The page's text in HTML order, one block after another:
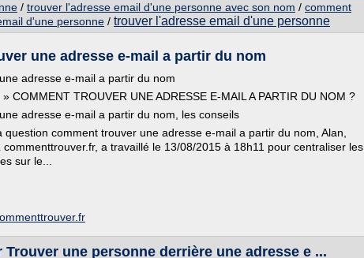
/ trouver l'adresse email d'une personne avec son nom / comment
d'une personne / trouver l'adresse email d'une personne
une adresse e-mail a partir du nom
adresse e-mail a partir du nom
COMMENT TROUVER UNE ADRESSE E-MAIL A PARTIR DU NOM ?
adresse e-mail a partir du nom, les conseils
question comment trouver une adresse e-mail a partir du nom, Alan,
commenttrouver.fr, a travaillé le 13/08/2015 à 18h11 pour centraliser les
sur le...
Trouver une personne derrière une adresse e ...